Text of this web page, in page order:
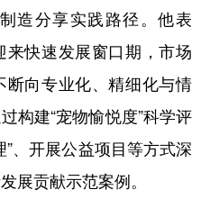
造分享实践路径。他表
来快速发展窗口期，市场
断向专业化、精细化与情
构建“宠物愉悦度”科学评
、开展公益项目等方式深
展贡献示范案例。